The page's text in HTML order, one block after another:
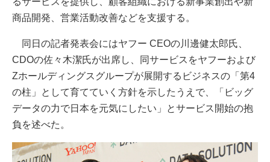
商品開発、営業活動改善などを支援する。
同日の記者発表会にはヤフー CEOの川邊健太郎氏、
CDOの佐々木潔氏が出席し、同サービスをヤフーおよび
Zホールディングスグループが展開するビジネスの「第4
の柱」として育てていく方針を示したうえで、「ビッグ
データの力で日本を元気にしたい」とサービス開始の抱
負を述べた。